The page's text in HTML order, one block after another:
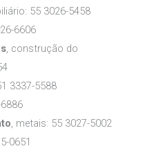
55 3026-5458
6606
, construção do
3337-5588
, metais: 55 3027-5002
0651